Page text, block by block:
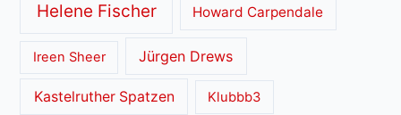
Helene Fischer Howard Carpendale
Ireen Sheer Jürgen Drews
Kastelruther Spatzen Klubbb3